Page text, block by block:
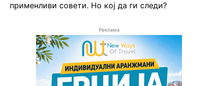
применливи совети. Но кој да ги следи?
Реклама